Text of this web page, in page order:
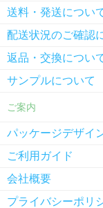
送料・発送につい
配送状況のご確認
返品・交換につい
サンプルについて
ご案内
パッケージデザイ
ご利用ガイド
会社概要
プライバシーポリ